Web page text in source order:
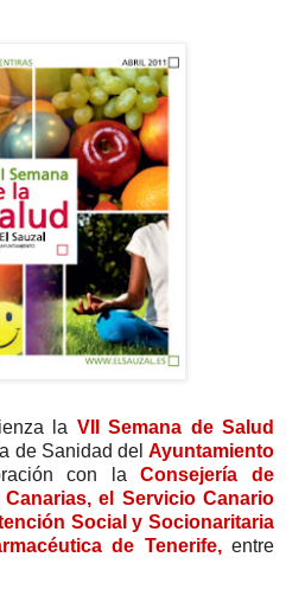
la VII Semana de Salud
de Sanidad del Ayuntamiento
con laConsejería de
el Servicio Canario
Social y Socionaritaria
de Tenerife,entre